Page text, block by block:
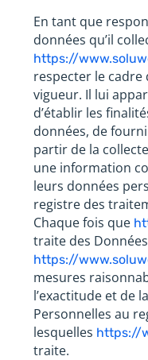
En tant que
données qu’il
https://
respecter le cadre
vigueur. Il lui
d’établir les
données, de
partir de la
une information
leurs données
registre des
Chaque fois que
traite des
https://
mesures
l’exactitude et de
Personnelles au
lesquelles https://
traite.